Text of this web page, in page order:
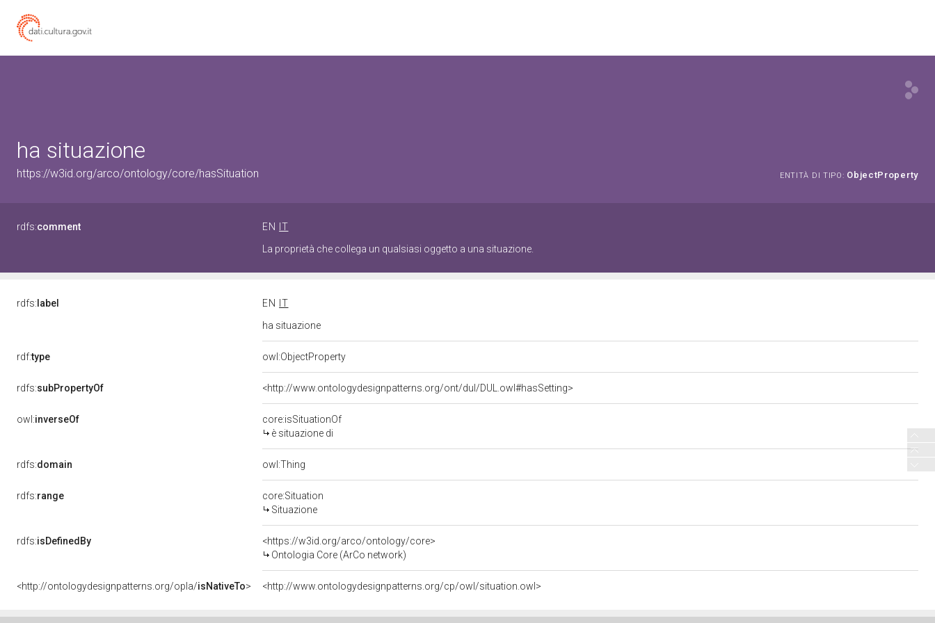
ha situazione
https://w3id.org/arco/ontology/core/hasSituation ENTITÀ DI TIPO: ObjectProperty
rdfs:comment EN
IT
La proprietà che collega un qualsiasi oggetto a una situazione.
rdfs: label EN
IT
ha situazione
rdf:type owl:ObjectProperty
rdfs:subPropertyOf <http://www.ontologydesignpatterns.org/ont/dul/DUL.owl#hasSetting>
owl:inverseOf
core:isSituationOf
è situazione di
rdfs:domain owl:Thing
rdfs:range
core:Situation
Situazione
rdfs:isDefinedBy
<https://w3id.org/arco/ontology/core>
Ontologia Core (ArCo network)
<http://ontologydesignpatterns.org/opla/isNativeTo> <http://www.ontologydesignpatterns.org/cp/owl/situation.owl>